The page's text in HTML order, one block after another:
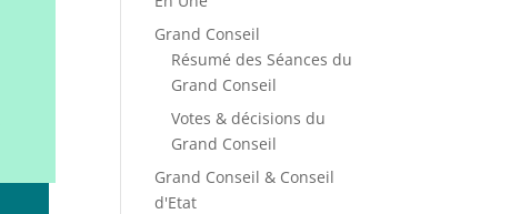
Grand Conseil
Résumé des Séances du
Grand Conseil
Votes & décisions du
Grand Conseil
Grand Conseil & Conseil
d'Etat